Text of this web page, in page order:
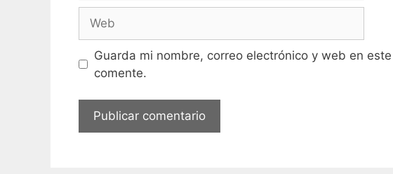
Guarda mi nombre, correo electrónico y web en
comente.